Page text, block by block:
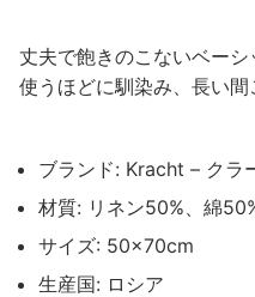
丈夫で飽きのこないベー
使うほどに馴染み、長い間
ブランド: Kracht – クラ
材質: リネン50%、綿
サイズ: 50×70cm
生産国: ロシア